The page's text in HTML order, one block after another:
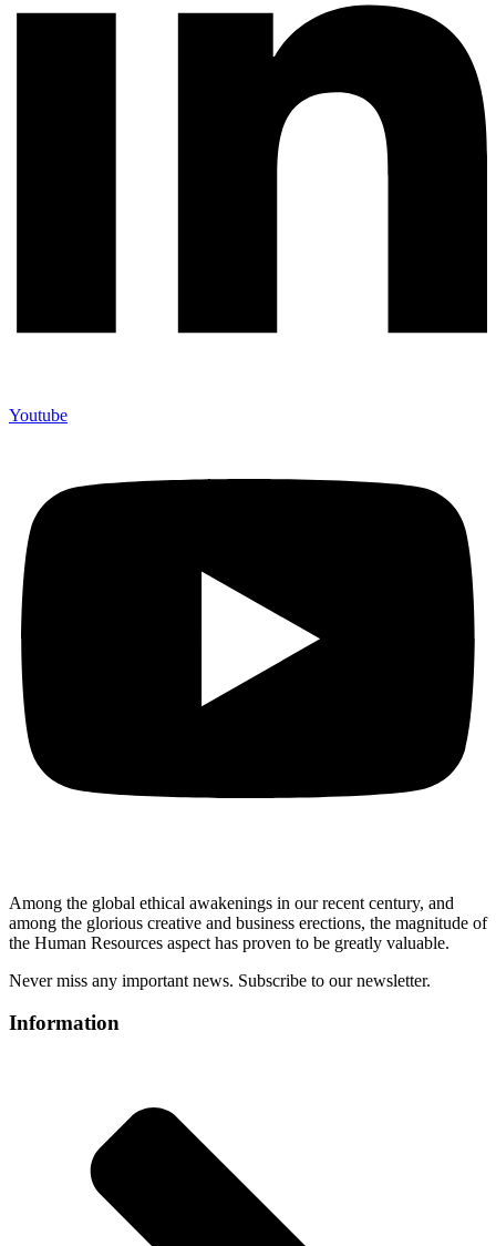
Youtube
Among the global ethical awakenings in our recent century, and
among the glorious creative and business erections, the magnitude of
the Human Resources aspect has proven to be greatly valuable.
Never miss any important news. Subscribe to our newsletter.
Information